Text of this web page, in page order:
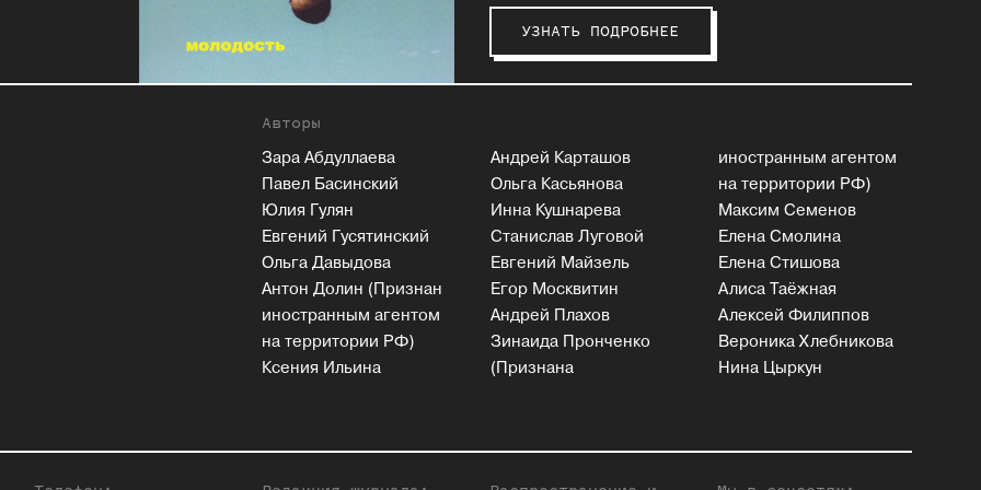
УЗНАТЬ ПОДРОБНЕЕ
Авторы
Зара Абдуллаева
Павел Басинский
Юлия Гулян
Евгений Гусятинский
Ольга Давыдова
Антон Долин (Признан
иностранным агентом
на территории РФ)
Ксения Ильина
Андрей Карташов
Ольга Касьянова
Инна Кушнарева
Станислав Луговой
Евгений Майзель
Егор Москвитин
Андрей Плахов
Зинаида Пронченко
(Признана
иностранным агентом
на территории РФ)
Максим Семенов
Елена Смолина
Елена Стишова
Алиса Таёжная
Алексей Филиппов
Вероника Хлебникова
Нина Цыркун